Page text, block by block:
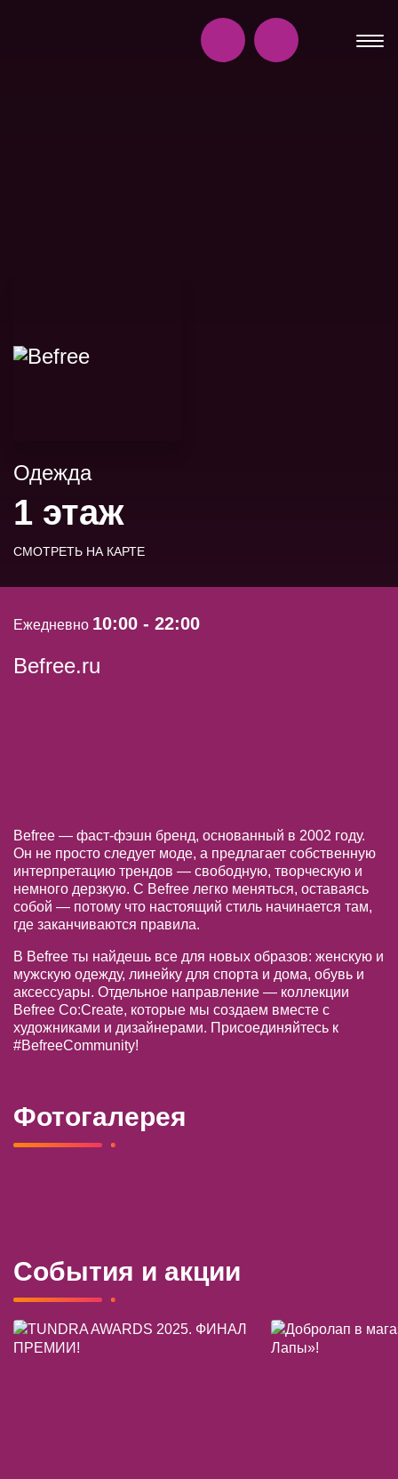
Одежда
1 этаж
СМОТРЕТЬ НА КАРТЕ
Ежедневно 10:00 - 22:00
Befree.ru
Befree — фаст-фэшн бренд, основанный в 2002 году.
Он не просто следует моде, а предлагает собственную
интерпретацию трендов — свободную, творческую и
немного дерзкую. С Befree легко меняться, оставаясь
собой — потому что настоящий стиль начинается там,
где заканчиваются правила.
В Befree ты найдешь все для новых образов: женскую и
мужскую одежду, линейку для спорта и дома, обувь и
аксессуары. Отдельное направление — коллекции
Befree Co:Create, которые мы создаем вместе с
художниками и дизайнерами. Присоединяйтесь к
#BefreeCommunity!
Фотогалерея
События и акции